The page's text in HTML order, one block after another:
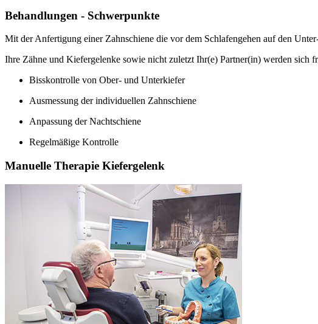
Behandlungen - Schwerpunkte
Mit der Anfertigung einer Zahnschiene die vor dem Schlafengehen auf den
Ihre Zähne und Kiefergelenke sowie nicht zuletzt Ihr(e) Partner(in) werden sich
Bisskontrolle von Ober- und Unterkiefer
Ausmessung der individuellen Zahnschiene
Anpassung der Nachtschiene
Regelmäßige Kontrolle
Manuelle Therapie Kiefergelenk